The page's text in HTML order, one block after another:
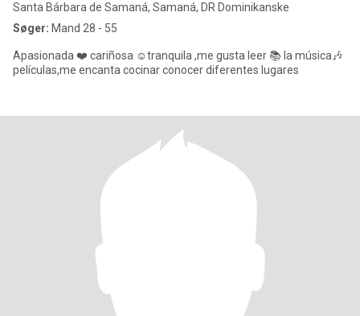
Santa Bárbara de Samaná, Samaná, DR Dominikanske
Søger: Mand 28 - 55
Apasionada ❤️ cariñosa ☺️tranquila ,me gusta leer 📚 la música🎶
películas,me encanta cocinar conocer diferentes lugares